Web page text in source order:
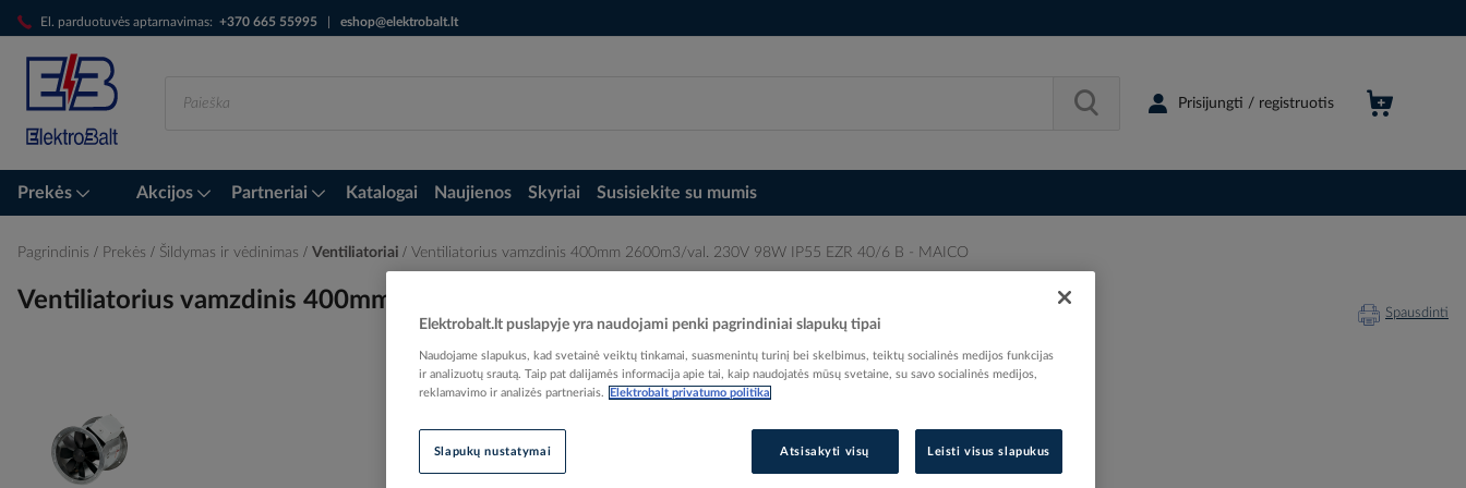
El. parduotuvės aptarnavimas: +370 665 55995 eshop@elektrobalt.lt
Skip
to
Content
Prisijungti / registruotis
Prekės Akcijos Partneriai Katalogai Naujienos Skyriai Susisiekite su mumis
Pagrindinis Prekės Šildymas ir vėdinimas Ventiliatoriai Ventiliatorius vamzdinis 400mm 2600m3/val. 230V 98W IP55 EZR 40/6 B - MAICO
Ventiliatorius vamzdinis 400mm 2600m3/val. 230V 98W IP55 EZR 40/6 B - MAICO Spausdinti
the
end
Elektrobalt prekės kodas
208811
Gamintojo prekės kodas
0086.0008
Elektrobalt.lt puslapyje yra naudojami penki pagrindiniai slapukų tipai
Naudojame slapukus, kad svetainė veiktų tinkamai, suasmenintų turinį bei skelbimus, teiktų socialinės medijos funkcijas
ir analizuotų srautą. Taip pat dalijamės informacija apie tai, kaip naudojatės mūsų svetaine, su savo socialinės medijos,
reklamavimo ir analizės partneriais.
Elektrobalt privatumo politika
Slapukų nustatymai Atsisakyti visų Leisti visus slapukus